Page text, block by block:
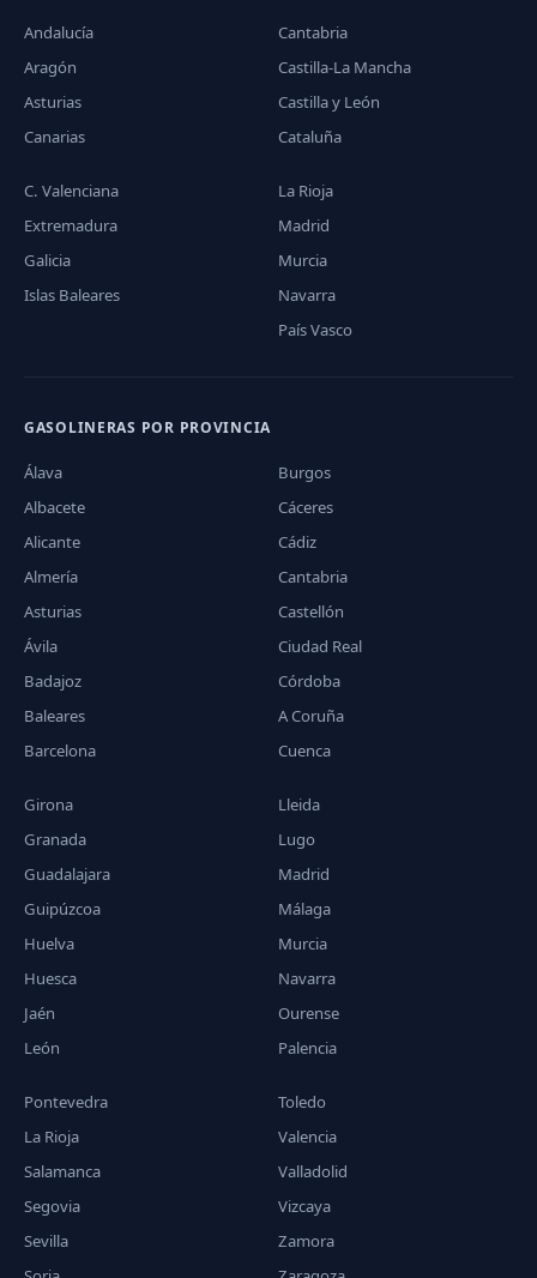
Andalucía
Aragón
Asturias
Canarias
Cantabria
Castilla-La Mancha
Castilla y León
Cataluña
C. Valenciana
Extremadura
Galicia
Islas Baleares
La Rioja
Madrid
Murcia
Navarra
País Vasco
GASOLINERAS POR PROVINCIA
Álava
Albacete
Alicante
Almería
Asturias
Ávila
Badajoz
Baleares
Barcelona
Burgos
Cáceres
Cádiz
Cantabria
Castellón
Ciudad Real
Córdoba
A Coruña
Cuenca
Girona
Granada
Guadalajara
Guipúzcoa
Huelva
Huesca
Jaén
León
Lleida
Lugo
Madrid
Málaga
Murcia
Navarra
Ourense
Palencia
Pontevedra
La Rioja
Salamanca
Segovia
Sevilla
Toledo
Valencia
Valladolid
Vizcaya
Zamora